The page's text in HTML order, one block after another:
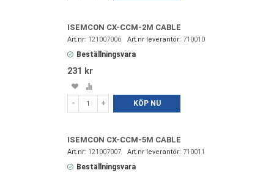
ISEMCON CX-CCM-2M CABLE
121007006 710010
Beställningsvara
231 kr
Spara
i
favoriter
Lägg
till
- + KÖP NU
ISEMCON CX-CCM-5M CABLE
121007007 710011
Beställningsvara